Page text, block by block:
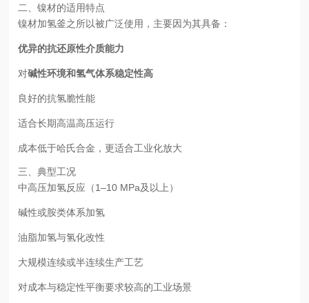
二、镍材的适用特点
镍材加氢釜之所以被广泛使用，主要因为其具备：
优异的抗还原性介质能力
对碱性环境和氢气体系稳定性高
良好的抗氢脆性能
适合长期高温高压运行
成本低于哈氏合金，更适合工业化放大
三、典型工况
中高压加氢反应（1–10 MPa及以上）
碱性或胺类体系加氢
油脂加氢与氢化改性
大规模连续或半连续生产工艺
对成本与稳定性平衡要求较高的工业场景